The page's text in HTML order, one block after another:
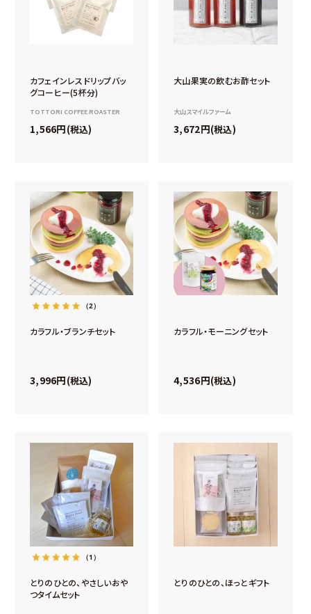
カフェインレスドリップバッ
グコーヒー(5杯分)
TOTTORI COFFEE ROASTER
1,566 税込
大山果実の飲むお酢セット
大山スマイルファーム
3,672 税込
（2）
カラフル・ブランチセット
3,996 税込
カラフル・モーニングセット
4,536 税込
（1）
とりのひとの、やさしいおや
つタイムセット
とりのひとの、ほっとギフト